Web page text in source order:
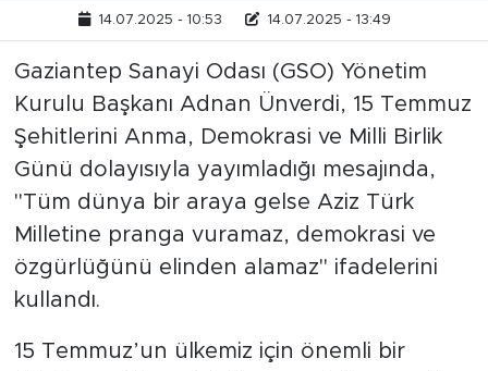
14.07.2025 - 10:53 14.07.2025 - 13:49
Gaziantep Sanayi Odası (GSO) Yönetim
Kurulu Başkanı Adnan Ünverdi, 15 Temmuz
Şehitlerini Anma, Demokrasi ve Milli Birlik
Günü dolayısıyla yayımladığı mesajında,
"Tüm dünya bir araya gelse Aziz Türk
Milletine pranga vuramaz, demokrasi ve
özgürlüğünü elinden alamaz" ifadelerini
kullandı.
15 Temmuz’un ülkemiz için önemli bir